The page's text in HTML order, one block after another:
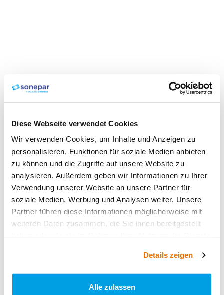
Diese Webseite verwendet Cookies
Wir verwenden Cookies, um Inhalte und Anzeigen zu
personalisieren, Funktionen für soziale Medien anbieten
zu können und die Zugriffe auf unsere Website zu
analysieren. Außerdem geben wir Informationen zu Ihrer
Verwendung unserer Website an unsere Partner für
soziale Medien, Werbung und Analysen weiter. Unsere
Partner führen diese Informationen möglicherweise mit
weiteren Daten zusammen, die Sie ihnen bereitgestellt
Details zeigen
Alle zulassen